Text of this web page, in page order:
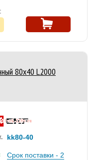
80х40 L2000
kk80-40
Срок поставки - 2